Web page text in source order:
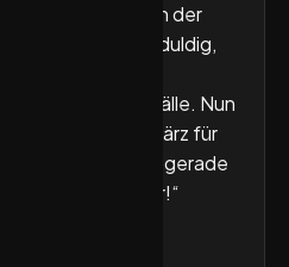
Besonders in der
sehr geduldig,
Auch Leon
Bälle. Nun
es erst am 9. März für
Regenerieren, gerade
Spieler!“